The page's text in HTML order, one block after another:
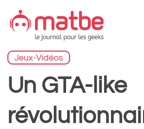
contenu
Jeux-Vidéos
Un GTA-like